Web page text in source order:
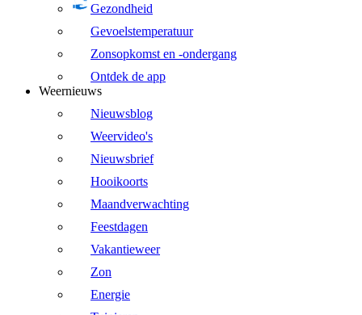
Gezondheid
Gevoelstemperatuur
Zonsopkomst en -ondergang
Ontdek de app
Weernieuws
Nieuwsblog
Weervideo's
Nieuwsbrief
Hooikoorts
Maandverwachting
Feestdagen
Vakantieweer
Zon
Energie